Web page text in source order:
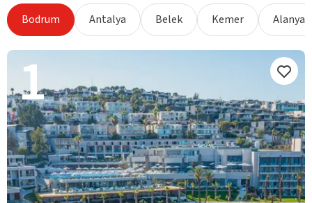
Bodrum Antalya Belek Kemer Alanya
1